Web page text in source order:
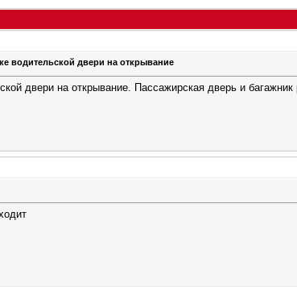
водительской двери на открывание
двери на открывание. Пассажирская дверь и